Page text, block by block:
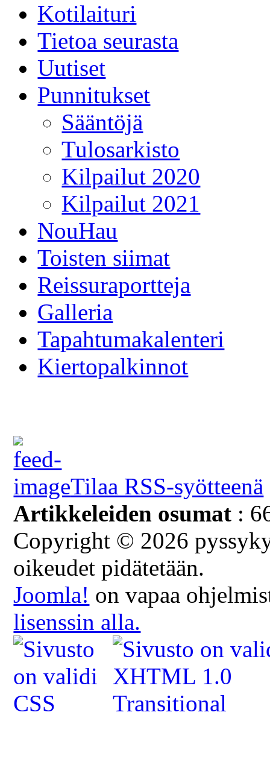
Kotilaituri
Tietoa seurasta
Uutiset
Punnitukset
Sääntöjä
Tulosarkisto
Kilpailut 2020
Kilpailut 2021
NouHau
Toisten siimat
Reissuraportteja
Galleria
Tapahtumakalenteri
Kiertopalkinnot
Tilaa RSS-syötteenä
Artikkeleiden osumat :
Copyright © 2026
oikeudet pidätetään.
Joomla! on vapaa
lisenssin alla.